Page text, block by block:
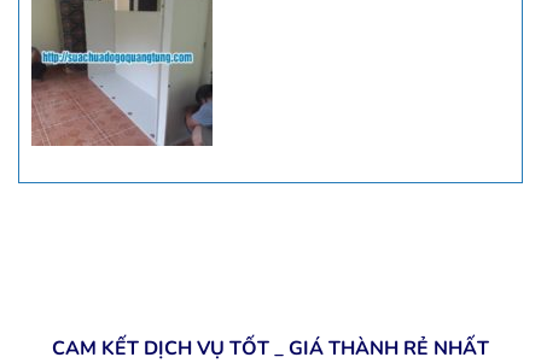
CAM KẾT DỊCH VỤ TỐT _ GIÁ THÀNH RẺ NHẤT